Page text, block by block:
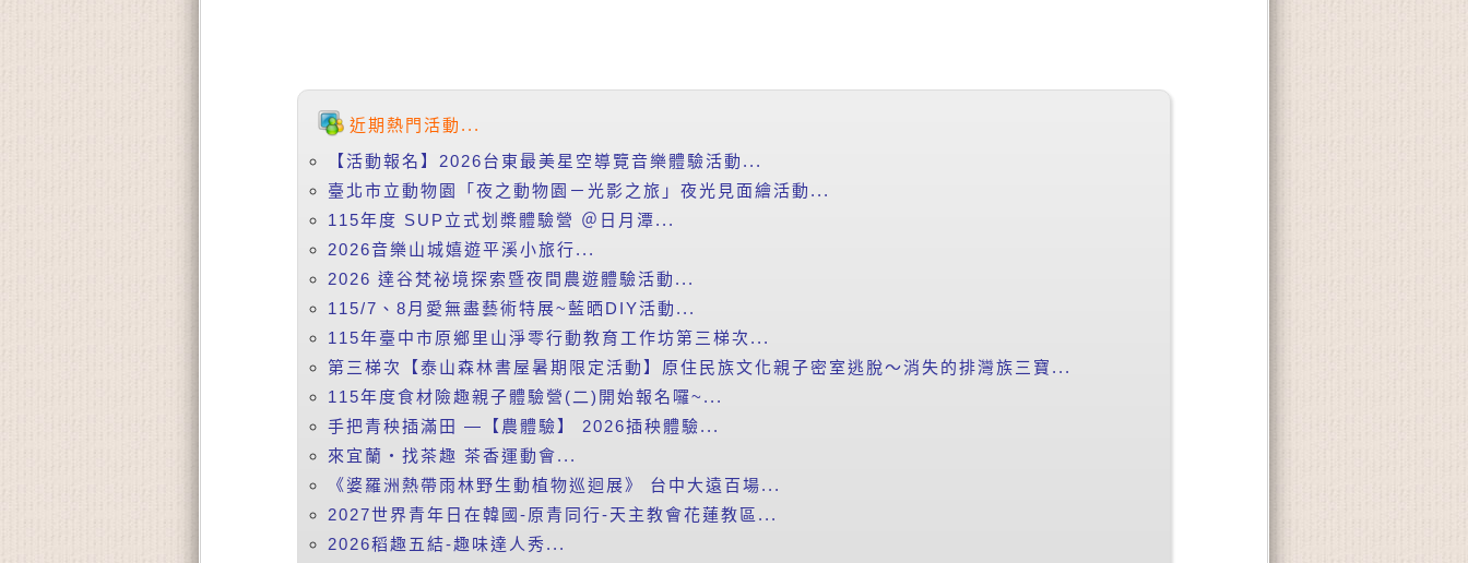
近期熱門活動...
【活動報名】2026台東最美星空導覽音樂體驗活動...
臺北市立動物園「夜之動物園－光影之旅」夜光見面繪活動...
115年度 SUP立式划槳體驗營 ＠日月潭...
2026音樂山城嬉遊平溪小旅行...
2026 達谷梵祕境探索暨夜間農遊體驗活動...
115/7、8月愛無盡藝術特展~藍晒DIY活動...
115年臺中市原鄉里山淨零行動教育工作坊第三梯次...
第三梯次【泰山森林書屋暑期限定活動】原住民族文化親子密室逃脫～消失的排灣族三寶...
115年度食材險趣親子體驗營(二)開始報名囉~...
手把青秧插滿田 —【農體驗】 2026插秧體驗...
來宜蘭‧找茶趣 茶香運動會...
《婆羅洲熱帶雨林野生動植物巡迴展》 台中大遠百場...
2027世界青年日在韓國-原青同行-天主教會花蓮教區...
2026稻趣五結-趣味達人秀...